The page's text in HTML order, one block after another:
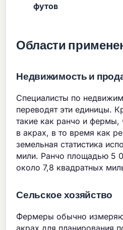
футов
Области
Недвижимость и
Специалисты по
переводят эти единицы.
такие как ранчо и фермы,
в акрах, в то время как
земельная статистика
мили. Ранчо площадью 5
около 7,8 квадратных
Сельское хозяйство
Фермеры обычно
акрах для планирования